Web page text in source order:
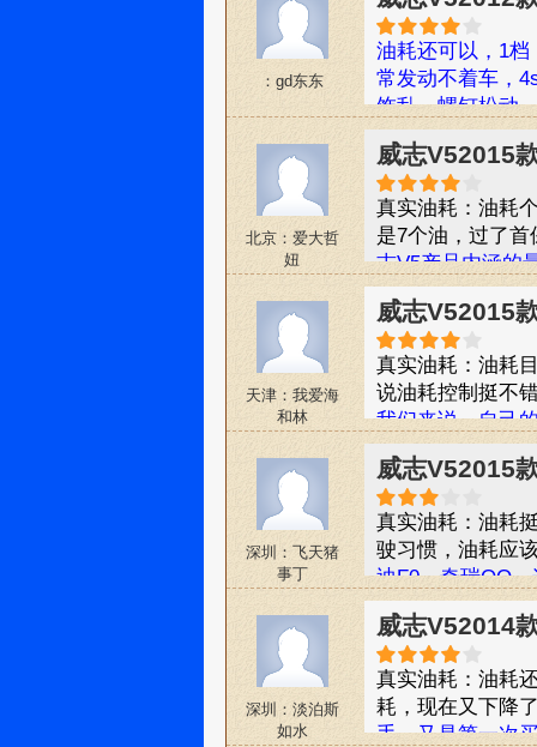
：gd东东
油耗还可以，1
常发动不着车，
饰乱。螺钉松动
北京：爱大哲
妞
威志V52015
真实油耗：油耗
是7个油，过了
志V5产品内涵的
威志V5既是家中
好帮手，宜家宜
伙伴。不过五六
就行了，我反正
天津：我爱海
和林
威志V52015
真实油耗：油耗
说油耗控制挺不
我们来说，自己
成为事业上的好
玩，威志V5拥有
料，让家人乘坐
算得上内外兼修
深圳：飞天猪
事丁
威志V52015
真实油耗：油耗
驶习惯，油耗应
迪F0，奇瑞QQ
价位都差不多，
决定买威志V5，
不错，内饰做工
但总体来说要比
没多大区别，看
深圳：淡泊斯
如水
威志V52014
真实油耗：油耗
耗，现在又下降
手，又是第一次